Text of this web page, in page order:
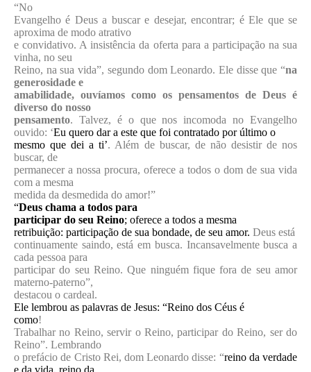
“No
Evangelho é Deus a buscar e desejar, encontrar; é Ele que se
aproxima de modo atrativo
e convidativo. A insistência da oferta para a participação na sua
vinha, no seu
Reino, na sua vida”, segundo dom Leonardo. Ele disse que “na
generosidade e
amabilidade, ouvíamos como os pensamentos de Deus é
diverso do nosso
pensamento. Talvez, é o que nos incomoda no Evangelho
ouvido: ‘Eu quero dar a este que foi contratado por último o
mesmo que dei a ti’. Além de buscar, de não desistir de nos
buscar, de
permanecer a nossa procura, oferece a todos o dom de sua vida
com a mesma
medida da desmedida do amor!”
“Deus chama a todos para
participar do seu Reino; oferece a todos a mesma
retribuição: participação de sua bondade, de seu amor. Deus está
continuamente saindo, está em busca. Incansavelmente busca a
cada pessoa para
participar do seu Reino. Que ninguém fique fora de seu amor
materno-paterno”,
destacou o cardeal.
Ele lembrou as palavras de Jesus: “Reino dos Céus é
como!
Trabalhar no Reino, servir o Reino, participar do Reino, ser do
Reino”. Lembrando
o prefácio de Cristo Rei, dom Leonardo disse: “reino da verdade
e da vida, reino da